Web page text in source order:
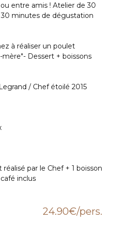
entre amis ! Atelier de 30
minutes de dégustation
à réaliser un poulet
Dessert + boissons
/ Chef étoilé 2015
réalisé par le Chef + 1 boisson
inclus
24.90€/pers.